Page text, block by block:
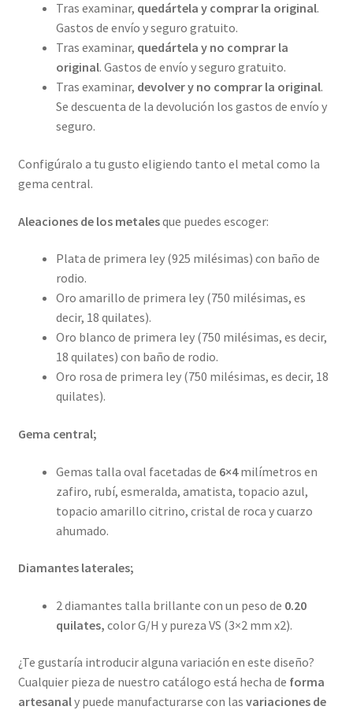
Tras examinar, quedártela y comprar la original.
Gastos de envío y seguro gratuito.
Tras examinar, quedártela y no comprar la
original. Gastos de envío y seguro gratuito.
Tras examinar, devolver y no comprar la original.
Se descuenta de la devolución los gastos de envío y
seguro.
Configúralo a tu gusto eligiendo tanto el metal como la
gema central.
Aleaciones de los metalesque puedes escoger:
Plata de primera ley (925 milésimas) con baño de
rodio.
Oro amarillo de primera ley (750 milésimas, es
decir, 18 quilates).
Oro blanco de primera ley (750 milésimas, es decir,
18 quilates) con baño de rodio.
Oro rosa de primera ley (750 milésimas, es decir, 18
quilates).
Gema central;
Gemas talla oval facetadas de 6×4milímetros en
zafiro, rubí, esmeralda, amatista, topacio azul,
topacio amarillo citrino, cristal de roca y cuarzo
ahumado.
Diamantes laterales;
2 diamantes talla brillante con un peso de 0.20
quilates, color G/H y pureza VS (3×2 mm x2).
¿Te gustaría introducir alguna variación en este diseño?
Cualquier pieza de nuestro catálogo está hecha de forma
artesanaly puede manufacturarse con las variaciones de